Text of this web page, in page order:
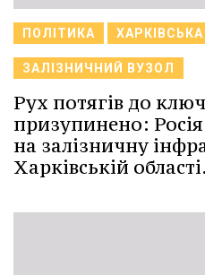
ПОЛІТИКА
ЗАЛІЗНИЧНИЙ ВУЗОЛ
Рух потягів до
призупинено:
на залізничну
Харківській області.